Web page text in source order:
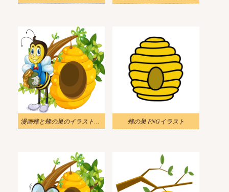
漫画蜂と蜂の巣のイラストのダウンロード 蜂の巣 PNGイラスト